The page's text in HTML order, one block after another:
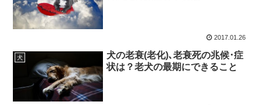
2017.01.26
犬
犬の老衰(老化)､老衰死の兆候･症
状は？老犬の最期にできること